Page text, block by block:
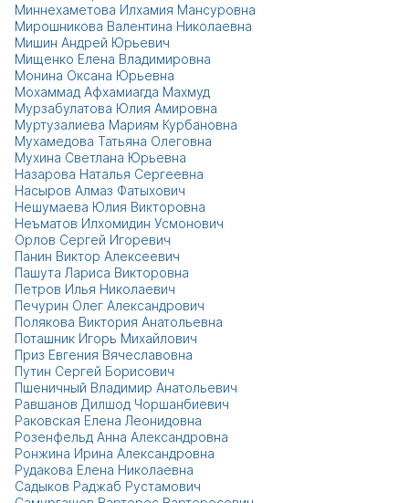
Миннехаметова Илхамия Мансуровна
Мирошникова Валентина Николаевна
Мишин Андрей Юрьевич
Мищенко Елена Владимировна
Монина Оксана Юрьевна
Мохаммад Афхамиагда Махмуд
Мурзабулатова Юлия Амировна
Муртузалиева Мариям Курбановна
Мухамедова Татьяна Олеговна
Мухина Светлана Юрьевна
Назарова Наталья Сергеевна
Насыров Алмаз Фатыхович
Нешумаева Юлия Викторовна
Неъматов Илхомидин Усмонович
Орлов Сергей Игоревич
Панин Виктор Алексеевич
Пашута Лариса Викторовна
Петров Илья Николаевич
Печурин Олег Александрович
Полякова Виктория Анатольевна
Поташник Игорь Михайлович
Приз Евгения Вячеславовна
Путин Сергей Борисович
Пшеничный Владимир Анатольевич
Равшанов Дилшод Чоршанбиевич
Раковская Елена Леонидовна
Розенфельд Анна Александровна
Ронжина Ирина Александровна
Рудакова Елена Николаевна
Садыков Раджаб Рустамович